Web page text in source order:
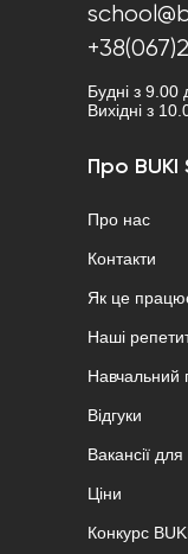
Будні з 9.00
Вихідні з
Про BUKI
Про нас
Контакти
Як це
Наші
Навчальний
Відгуки
Вакансії
Ціни
Конкурс